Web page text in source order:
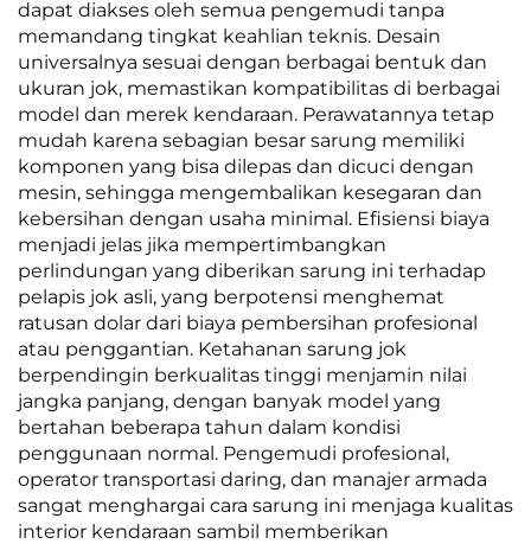
dapat diakses oleh semua pengemudi tanpa
memandang tingkat keahlian teknis. Desain
universalnya sesuai dengan berbagai bentuk dan
ukuran jok, memastikan kompatibilitas di berbagai
model dan merek kendaraan. Perawatannya tetap
mudah karena sebagian besar sarung memiliki
komponen yang bisa dilepas dan dicuci dengan
mesin, sehingga mengembalikan kesegaran dan
kebersihan dengan usaha minimal. Efisiensi biaya
menjadi jelas jika mempertimbangkan
perlindungan yang diberikan sarung ini terhadap
pelapis jok asli, yang berpotensi menghemat
ratusan dolar dari biaya pembersihan profesional
atau penggantian. Ketahanan sarung jok
berpendingin berkualitas tinggi menjamin nilai
jangka panjang, dengan banyak model yang
bertahan beberapa tahun dalam kondisi
penggunaan normal. Pengemudi profesional,
operator transportasi daring, dan manajer armada
sangat menghargai cara sarung ini menjaga kualitas
interior kendaraan sambil memberikan